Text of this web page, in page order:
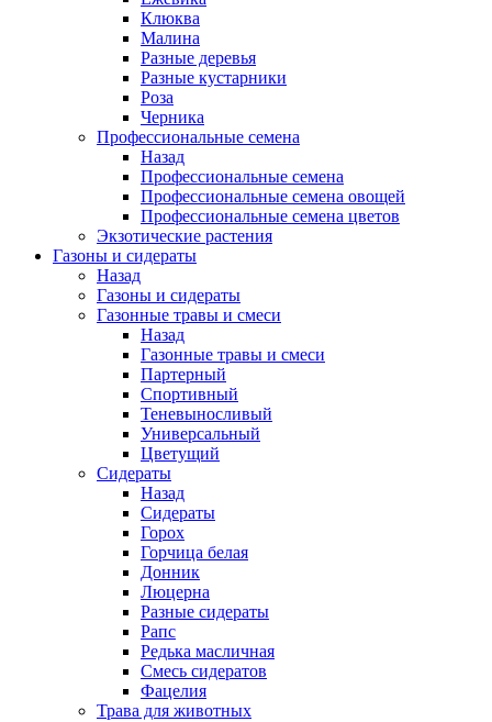
Клюква
Малина
Разные деревья
Разные кустарники
Роза
Черника
Профессиональные семена
Назад
Профессиональные семена
Профессиональные семена овощей
Профессиональные семена цветов
Экзотические растения
Газоны и сидераты
Назад
Газоны и сидераты
Газонные травы и смеси
Назад
Газонные травы и смеси
Партерный
Спортивный
Теневыносливый
Универсальный
Цветущий
Сидераты
Назад
Сидераты
Горох
Горчица белая
Донник
Люцерна
Разные сидераты
Рапс
Редька масличная
Смесь сидератов
Фацелия
Трава для животных